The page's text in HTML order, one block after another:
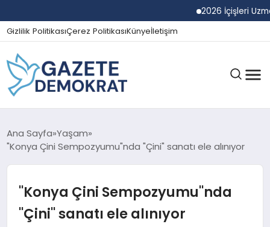
2026 İçişleri Uzman
Gizlilik PolitikasıÇerez PolitikasıKünyeİletişim
GÜNDEM
SPOR
Ana Sayfa Yaşam
"Konya Çini Sempozyumu"nda "Çini" sanatı ele alınıyor
"Konya Çini Sempozyumu"nda
"Çini" sanatı ele alınıyor